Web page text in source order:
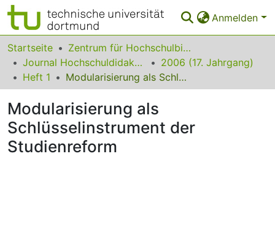
Anmelden
Bereiche & Sammlungen
Das gesamte Repositorium
FAQ
Leitlinien
Startseite
Zentrum für Hochschulbildung (zhb)
Journal Hochschuldidaktik
2006 (17. Jahrgang)
Heft 1
Modularisierung als Schlüsselinstrument der Studienreform
Modularisierung als
Schlüsselinstrument der
Studienreform